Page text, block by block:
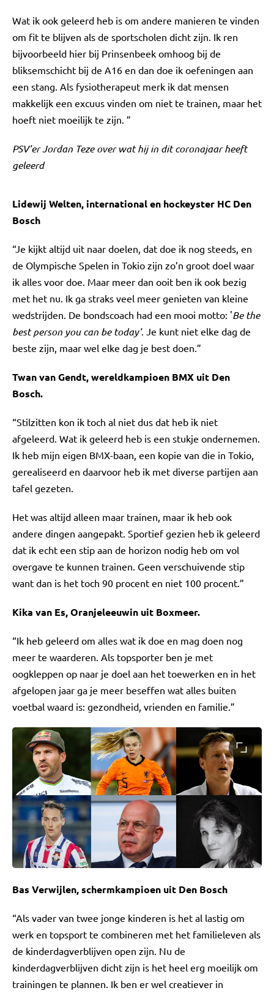
Wat ik ook geleerd heb is om andere manieren te vinden
om fit te blijven als de sportscholen dicht zijn. Ik ren
bijvoorbeeld hier bij Prinsenbeek omhoog bij de
bliksemschicht bij de A16 en dan doe ik oefeningen aan
een stang. Als fysiotherapeut merk ik dat mensen
makkelijk een excuus vinden om niet te trainen, maar het
hoeft niet moeilijk te zijn. ”
PSV'er Jordan Teze over wat hij in dit coronajaar heeft
geleerd
Lidewij Welten, international en hockeyster HC Den
Bosch
“Je kijkt altijd uit naar doelen, dat doe ik nog steeds, en
de Olympische Spelen in Tokio zijn zo’n groot doel waar
ik alles voor doe. Maar meer dan ooit ben ik ook bezig
met het nu. Ik ga straks veel meer genieten van kleine
wedstrijden. De bondscoach had een mooi motto: 'Be the
best person you can be today'. Je kunt niet elke dag de
beste zijn, maar wel elke dag je best doen.”
Twan van Gendt, wereldkampioen BMX uit Den
Bosch.
“Stilzitten kon ik toch al niet dus dat heb ik niet
afgeleerd. Wat ik geleerd heb is een stukje ondernemen.
Ik heb mijn eigen BMX-baan, een kopie van die in Tokio,
gerealiseerd en daarvoor heb ik met diverse partijen aan
tafel gezeten.
Het was altijd alleen maar trainen, maar ik heb ook
andere dingen aangepakt. Sportief gezien heb ik geleerd
dat ik echt een stip aan de horizon nodig heb om vol
overgave te kunnen trainen. Geen verschuivende stip
want dan is het toch 90 procent en niet 100 procent.”
Kika van Es, Oranjeleeuwin uit Boxmeer.
“Ik heb geleerd om alles wat ik doe en mag doen nog
meer te waarderen. Als topsporter ben je met
oogkleppen op naar je doel aan het toewerken en in het
afgelopen jaar ga je meer beseffen wat alles buiten
voetbal waard is: gezondheid, vrienden en familie.”
Bas Verwijlen, schermkampioen uit Den Bosch
“Als vader van twee jonge kinderen is het al lastig om
werk en topsport te combineren met het familieleven als
de kinderdagverblijven open zijn. Nu de
kinderdagverblijven dicht zijn is het heel erg moeilijk om
trainingen te plannen. Ik ben er wel creatiever in